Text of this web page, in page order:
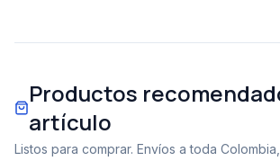
Productos
artículo
Listos para comprar. Envíos a toda